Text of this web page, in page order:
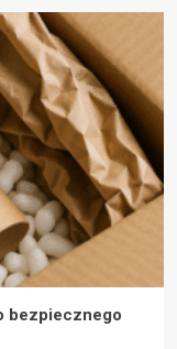
bezpiecznego